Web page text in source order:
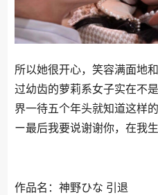
所以她很开心，笑容满面地
过幼齿的萝莉系女子实在不
界一待五个年头就知道这样
ー最后我要说谢谢你，在我
作品名：神野ひな 引退